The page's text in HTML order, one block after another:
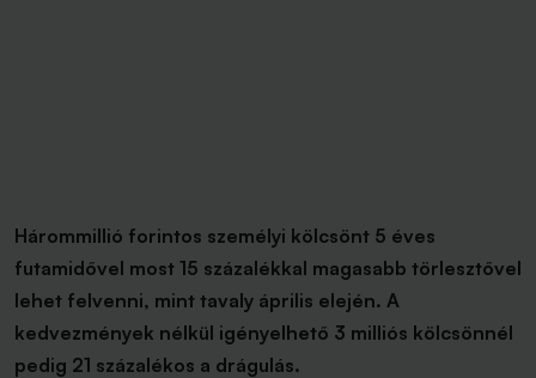
Hárommillió forintos személyi kölcsönt 5 éves
futamidővel most 15 százalékkal magasabb törlesztővel
lehet felvenni, mint tavaly április elején. A
kedvezmények nélkül igényelhető 3 milliós kölcsönnél
pedig 21 százalékos a drágulás.